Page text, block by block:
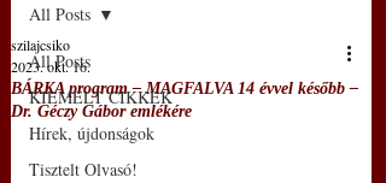
All Posts
KIEMELT CIKKEK
Hírek, újdonságok
Tisztelt Olvasó!
All Posts
BÁRKA program – MAGFALVA 14 évvel később –
Dr. Géczy Gábor emlékére
szilajcsiko
2023. okt. 16.